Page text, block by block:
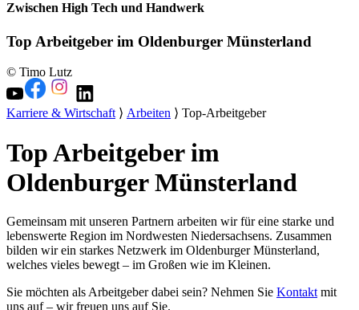
Zwischen High Tech und Handwerk
Top Arbeitgeber im Oldenburger Münsterland
© Timo Lutz
Karriere & Wirtschaft⟩ Arbeiten ⟩ Top-Arbeitgeber
Top Arbeitgeber im
Oldenburger Münsterland
Gemeinsam mit unseren Partnern arbeiten wir für eine starke und
lebenswerte Region im Nordwesten Niedersachsens. Zusammen
bilden wir ein starkes Netzwerk im Oldenburger Münsterland,
welches vieles bewegt – im Großen wie im Kleinen.
Sie möchten als Arbeitgeber dabei sein? Nehmen Sie Kontakt mit
uns auf – wir freuen uns auf Sie.